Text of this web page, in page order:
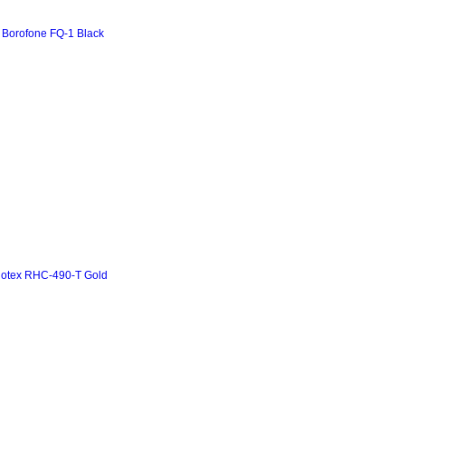
FQ-1 Black
RHC-490-T Gold